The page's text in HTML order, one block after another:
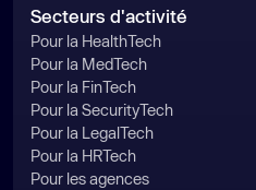
Secteurs d'activité
Pour la HealthTech
Pour la MedTech
Pour la FinTech
Pour la SecurityTech
Pour la LegalTech
Pour la HRTech
Pour les agences